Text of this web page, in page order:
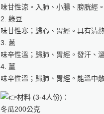
味甘性涼。入肺、小腸、膀胱經
2. 綠豆
味甘性寒；歸心、胃經。具有清
3. 蔥
味辛性溫；歸肺、胃經。發汗、
4. 薑
味辛性溫；歸肺、胃經。能溫中
材料 (3-4人份)：
冬瓜200公克